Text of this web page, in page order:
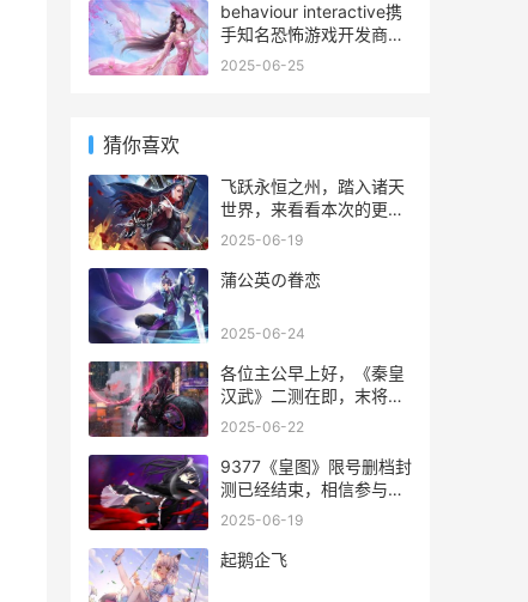
新手玩家们更快的融入到
游戏中，我们决定为大家
贡献研发珍藏多年的新手
behaviour interactive携
手知名恐怖游戏开发商
supermassive games，
2025-06-25
猜你喜欢
飞跃永恒之州，踏入诸天
世界，来看看本次的更新
带来了怎样的变化吧！
2025-06-19
蒲公英の眷恋
2025-06-24
各位主公早上好，《秦皇
汉武》二测在即，末将特
意为各位主公带来了开荒
只征能够轻松起步，拜将
封侯。今天带来的是中阶
投入，但达成之后非常强
力，可以横扫前期的大部
2025-06-22
9377《皇图》限号删档封
测已经结束，相信参与删
档封测的玩家都体会到了
统以及丰富日常活动玩法
2025-06-19
起鹅企飞